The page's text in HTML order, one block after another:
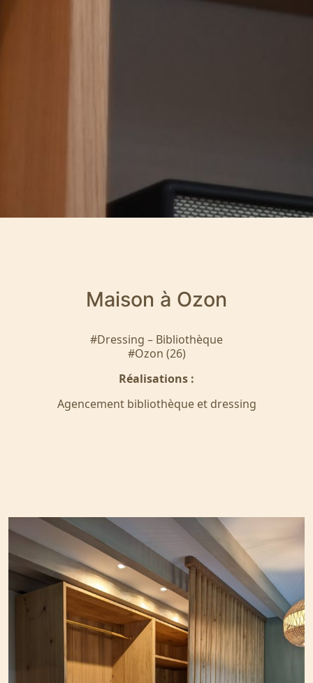
Maison à Ozon
#Dressing – Bibliothèque
#Ozon (26)
Réalisations :
Agencement bibliothèque et dressing